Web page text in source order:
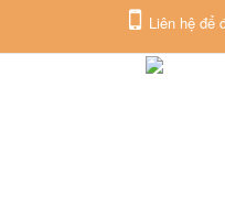
Liên hệ để